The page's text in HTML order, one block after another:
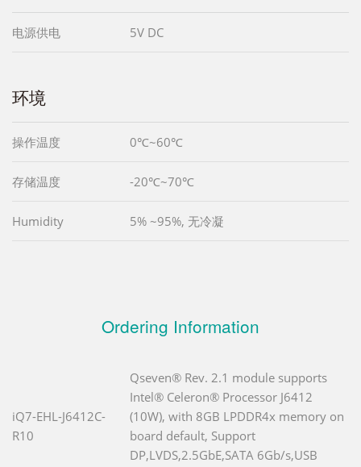
电源供电 5V DC
环境
操作温度 0℃~60℃
存储温度 -20℃~70℃
Humidity 5% ~95%, 无冷凝
Ordering Information
iQ7-EHL-J6412C-
R10
Qseven® Rev. 2.1 module supports
Intel® Celeron® Processor J6412
(10W), with 8GB LPDDR4x memory on
board default, Support
DP,LVDS,2.5GbE,SATA 6Gb/s,USB